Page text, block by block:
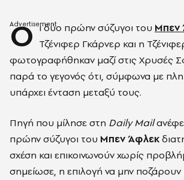
Ο ι δύο πρώην σύζυγοι του Μπεν
Τζένιφερ Γκάρνερ και η
φωτογραφήθηκαν μαζί στις Χρυσές
παρά το γεγονός ότι, σύμφωνα με
υπάρχει ένταση μεταξύ τους.
Πηγή που μίλησε στη Daily Mail
πρώην σύζυγοι του Μπεν Άφλεκ
σχέση και επικοινωνούν χωρίς
σημείωσε, η επιλογή να μην ποζάρουν